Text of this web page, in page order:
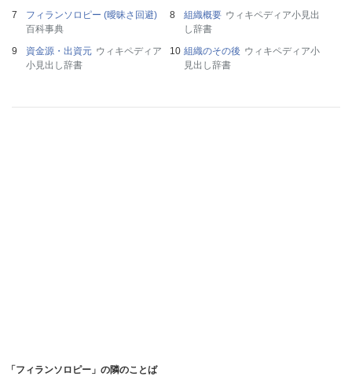
フィランソロピー (曖昧さ回避)
百科事典
組織概要 ウィキペディア小見出
し辞書
資金源・出資元 ウィキペディア
小見出し辞書
組織のその後 ウィキペディア小
見出し辞書
「フィランソロピー」の隣のことば